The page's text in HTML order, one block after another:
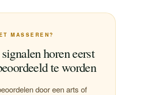
MASSEREN?
horen eerst
te worden
door een arts of